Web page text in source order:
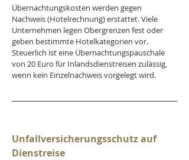
Übernachtungskosten werden gegen
Nachweis (Hotelrechnung) erstattet. Viele
Unternehmen legen Obergrenzen fest oder
geben bestimmte Hotelkategorien vor.
Steuerlich ist eine Übernachtungspauschale
von 20 Euro für Inlandsdienstreisen zulässig,
wenn kein Einzelnachweis vorgelegt wird.
Unfallversicherungsschutz auf
Dienstreise